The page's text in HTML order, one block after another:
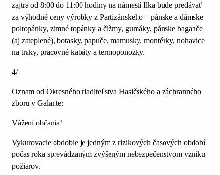
zajtra od 8:00 do 11:00 hodiny na námestí Ilka bude predávať
za výhodné ceny výrobky z Partizánskeho – pánske a dámske
poltopánky, zimné topánky a čižmy, gumáky, pánske baganče
(aj zateplené), botasky, papuče, mamusky, montérky, nohavice
na traky, pracovné kabáty a termoponožky.
4/
Oznam od Okresného riaditeľstva Hasičského a záchranného
zboru v Galante:
Vážení občania!
Vykurovacie obdobie je jedným z rizikových časových období
počas roka sprevádzaným zvýšeným nebezpečenstvom vzniku
požiarov.